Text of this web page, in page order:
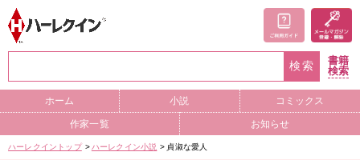
検索
書籍
検索
ホーム 小説 コミックス
作家一覧 お知らせ
ハーレクイントップ ハーレクイン小説 貞淑な愛人